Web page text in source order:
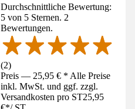
Durchschnittliche Bewertung:
5 von 5 Sternen. 2
Bewertungen.
(2)
Preis — 25,95 € * Alle Preise
inkl. MwSt. und ggf. zzgl.
Versandkosten pro ST25,95